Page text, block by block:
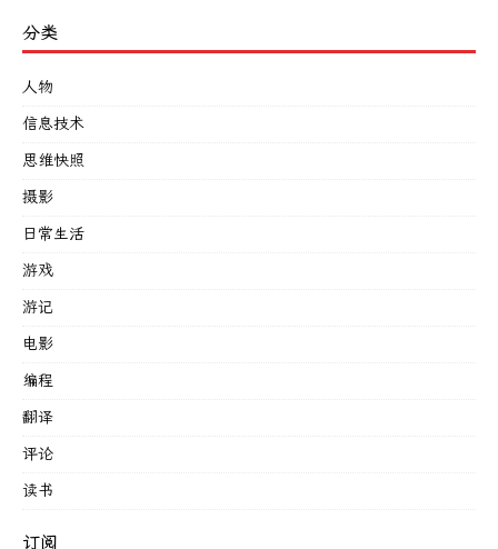
分类
人物
信息技术
思维快照
摄影
日常生活
游戏
游记
电影
编程
翻译
评论
读书
订阅